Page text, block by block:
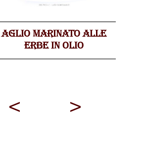
AGLIO MARINATO ALLE
ERBE IN OLIO
< >